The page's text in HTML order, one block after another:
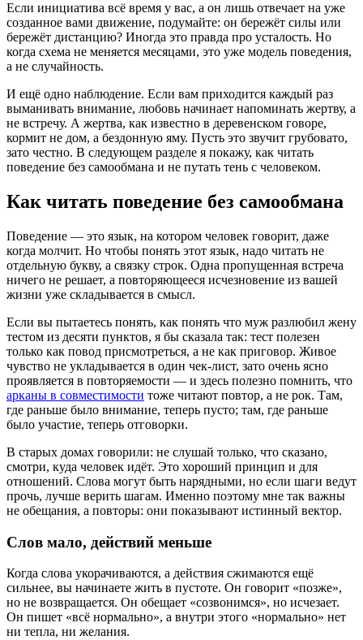
Если инициатива всё время у вас, а он лишь отвечает на уже
созданное вами движение, подумайте: он бережёт силы или
бережёт дистанцию? Иногда это правда про усталость. Но
когда схема не меняется месяцами, это уже модель поведения,
а не случайность.
И ещё одно наблюдение. Если вам приходится каждый раз
выманивать внимание, любовь начинает напоминать жертву, а
не встречу. А жертва, как известно в деревенском говоре,
кормит не дом, а бездонную яму. Пусть это звучит грубовато,
зато честно. В следующем разделе я покажу, как читать
поведение без самообмана и не путать тень с человеком.
Как читать поведение без самообмана
Поведение — это язык, на котором человек говорит, даже
когда молчит. Но чтобы понять этот язык, надо читать не
отдельную букву, а связку строк. Одна пропущенная встреча
ничего не решает, а повторяющееся исчезновение из вашей
жизни уже складывается в смысл.
Если вы пытаетесь понять, как понять что муж разлюбил жену
тестом из десяти пунктов, я бы сказала так: тест полезен
только как повод присмотреться, а не как приговор. Живое
чувство не укладывается в один чек-лист, зато очень ясно
проявляется в повторяемости — и здесь полезно помнить, что
арканы в совместимости тоже читают повтор, а не рок. Там,
где раньше было внимание, теперь пусто; там, где раньше
было участие, теперь отговорки.
В старых домах говорили: не слушай только, что сказано,
смотри, куда человек идёт. Это хороший принцип и для
отношений. Слова могут быть нарядными, но если шаги ведут
прочь, лучше верить шагам. Именно поэтому мне так важны
не обещания, а повторы: они показывают истинный вектор.
Слов мало, действий меньше
Когда слова укорачиваются, а действия сжимаются ещё
сильнее, вы начинаете жить в пустоте. Он говорит «позже»,
но не возвращается. Он обещает «созвонимся», но исчезает.
Он пишет «всё нормально», а внутри этого «нормально» нет
ни тепла, ни желания.